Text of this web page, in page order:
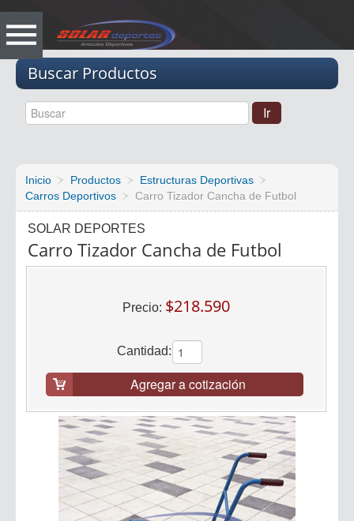
Buscar Productos
Inicio Productos
Estructuras Deportivas
Carros Deportivos
Carro Tizador Cancha de Futbol
SOLAR DEPORTES
Carro Tizador Cancha de Futbol
Precio: $218.590
Cantidad:
Agregar a cotización